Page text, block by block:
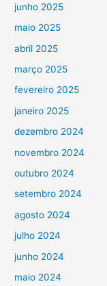
junho 2025
maio 2025
abril 2025
março 2025
fevereiro 2025
janeiro 2025
dezembro 2024
novembro 2024
outubro 2024
setembro 2024
agosto 2024
julho 2024
junho 2024
maio 2024